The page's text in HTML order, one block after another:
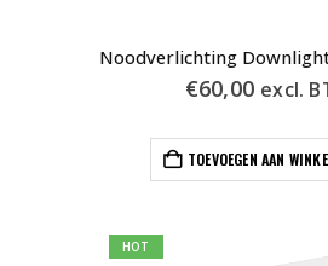
€60,00 excl.
TOEVOEGEN AAN
HOT